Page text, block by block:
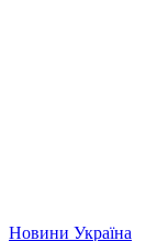
Новини Україна